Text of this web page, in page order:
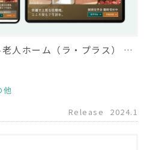
アサヒサンクリーン様 有料老人ホーム（ラ・プラス） HPリニューアル
他
Release
2024.1